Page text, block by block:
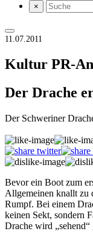
×
11.07.2011
Kultur PR-
Der Drache
Der Schweriner
Bevor ein Boot zum
Allgemeinen knallt zu
Rumpf. Bei einem
keinen Sekt, sondern
Drache wird „sehend“